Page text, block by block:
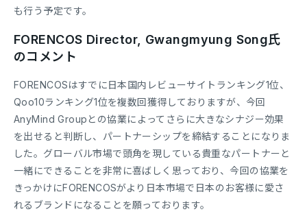
も行う予定です。
FORENCOS Director, Gwangmyung Song氏
のコメント
FORENCOSはすでに日本国内レビューサイトランキング1位、
Qoo10ランキング1位を複数回獲得しておりますが、今回
AnyMind Groupとの協業によってさらに大きなシナジー効果
を出せると判断し、パートナーシップを締結することになりま
した。グローバル市場で頭角を現している貴重なパートナーと
一緒にできることを非常に喜ばしく思っており、今回の協業を
きっかけにFORENCOSがより日本市場で日本のお客様に愛さ
れるブランドになることを願っております。